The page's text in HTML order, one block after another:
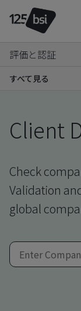
評価と認証
すべて見る
Client
Check
Validation
global